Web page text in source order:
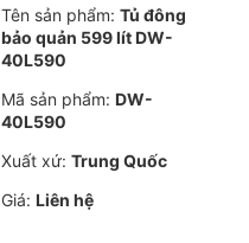
Tên sản phẩm: Tủ đông
bảo quản 599 lít DW-
40L590
Mã sản phẩm: DW-
40L590
Xuất xứ: Trung Quốc
Giá: Liên hệ